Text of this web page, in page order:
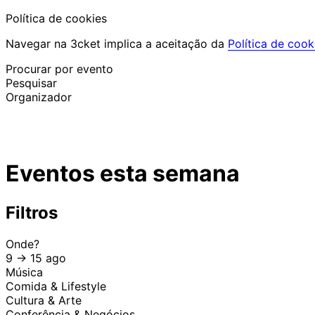
Política de cookies
Navegar na 3cket implica a aceitação da Política de
Procurar por evento
Pesquisar
Organizador
Ajuda ao participantePerdi o meu bilhete
Eventos esta semana
Filtros
Onde?
9 -> 15 ago
Música
Comida & Lifestyle
Cultura & Arte